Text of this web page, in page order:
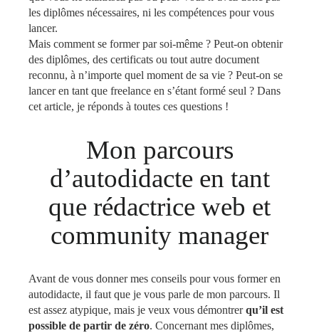
les diplômes nécessaires, ni les compétences pour vous
lancer.
Mais comment se former par soi-même ? Peut-on obtenir
des diplômes, des certificats ou tout autre document
reconnu, à n’importe quel moment de sa vie ? Peut-on se
lancer en tant que freelance en s’étant formé seul ? Dans
cet article, je réponds à toutes ces questions !
Mon parcours
d’autodidacte en tant
que rédactrice web et
community manager
Avant de vous donner mes conseils pour vous former en
autodidacte, il faut que je vous parle de mon parcours. Il
est assez atypique, mais je veux vous démontrerqu’il est
possible de partir de zéro. Concernant mes diplômes,